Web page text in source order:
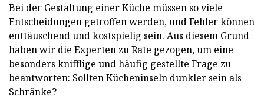
Bei der Gestaltung einer Küche müssen so viele
Entscheidungen getroffen werden, und Fehler können
enttäuschend und kostspielig sein. Aus diesem Grund
haben wir die Experten zu Rate gezogen, um eine
besonders knifflige und häufig gestellte Frage zu
beantworten: Sollten Kücheninseln dunkler sein als
Schränke?